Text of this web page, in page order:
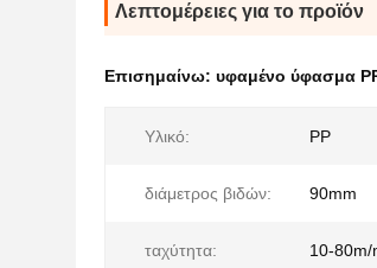
Λεπτομέρειες για το προϊόν
Επισημαίνω: υφαμένο ύφασμα
Υλικό: PP
διάμετρος βιδών: 90mm
ταχύτητα: 10-80m/